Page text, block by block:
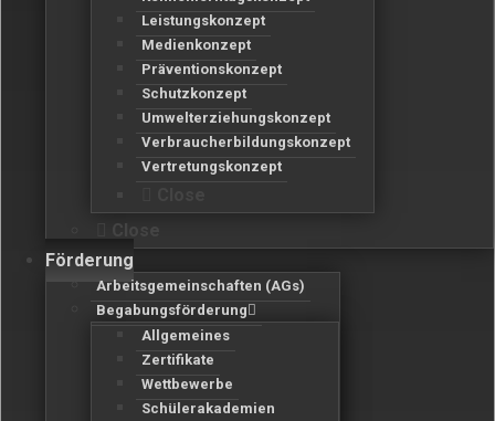
Leistungskonzept
Medienkonzept
Präventionskonzept
Schutzkonzept
Umwelterziehungskonzept
Verbraucherbildungskonzept
Vertretungskonzept
Close
Förderung
Arbeitsgemeinschaften (AGs)
Begabungsförderung
Allgemeines
Zertifikate
Wettbewerbe
Schülerakademien